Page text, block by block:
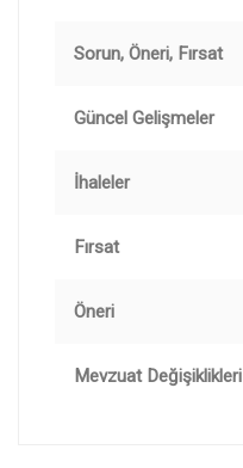
Sorun, Öneri, Fırsat
Güncel Gelişmeler
İhaleler
Fırsat
Öneri
Mevzuat Değişiklikleri